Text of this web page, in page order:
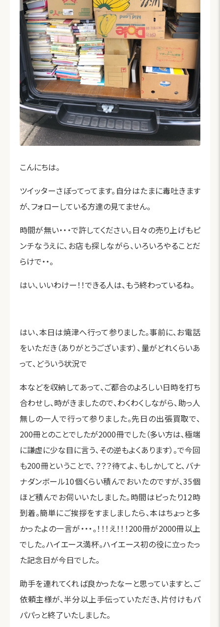
こんにちは。
ツイッターさぼってってます。自分はたまに毒吐きます
が、フォローしている方達の見てません。
時間が無い・・・で許してください。日々の売り上げもピ
ンチなうえに、お店も探しながら、いろいろやることだ
らけで・・。
はい、いいわけー！！できる人は、もう終わっているね。
はい、本日は焼津へ行って参りました。事前に、お電話
をいただき（ありがとうございます）、量がどれくらいあ
って、どういう状況で
本などを収納してあって、ご都合のよろしい日時を打ち
合わせし、時がきましたので、わくわくしながら、助っ人
無しの一人で行って参りました。先日の出張買取で、
200冊とのことでしたが2000冊でした（多い方は、極端
に謙虚に少な目に言う、その逆もよくあります）。で今回
も200冊ということで、？？？待てよ、もしかしてと、バナ
ナダンボール10個くらい積んでおいたのですが、35個
ほど積んでお伺いいたしました。時間はピったり12時
到着。簡単にご挨拶をすましましたら、本はちょっと多
かったよの一言が・・・。！！！え！！！200冊が2000冊以上
でした。ハイエース満杯。ハイエース初の役に立ったっ
た記念日が今日でした。
助手を連れてくれば良かったなーと思っていますと、ご
依頼主様が、半分以上手伝っていただき、片付けもパ
パパっと終了いたしました。